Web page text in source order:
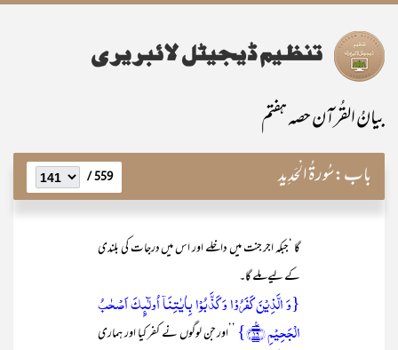
بیانُ القُرآن حصہ ہفتم
باب:سُورۃُ الْحَدِید 559 /
گا ‘جبکہ اجر جنت میں داخلے اور اس میں درجات کی بلندی
کے لیے ملے گا۔
{وَ الَّذِیۡنَ کَفَرُوۡا وَ کَذَّبُوۡا بِاٰیٰتِنَاۤ اُولٰٓئِکَ اَصۡحٰبُ
الۡجَحِیۡمِ ﴿٪۱۹﴾}
’’اور جن لوگوں نے کفر کیا اور ہماری